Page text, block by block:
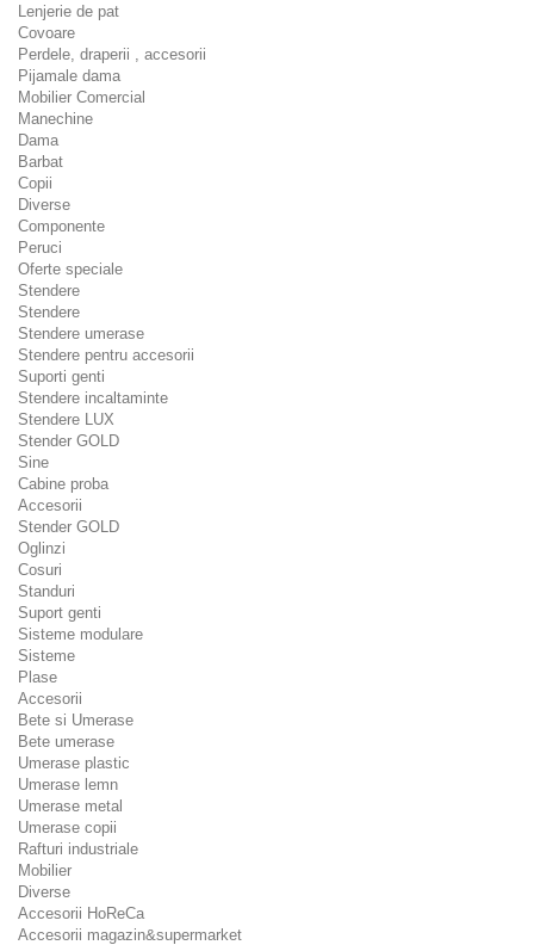
Lenjerie de pat
Covoare
Perdele, draperii , accesorii
Pijamale dama
Mobilier Comercial
Manechine
Dama
Barbat
Copii
Diverse
Componente
Peruci
Oferte speciale
Stendere
Stendere
Stendere umerase
Stendere pentru accesorii
Suporti genti
Stendere incaltaminte
Stendere LUX
Stender GOLD
Sine
Cabine proba
Accesorii
Stender GOLD
Oglinzi
Cosuri
Standuri
Suport genti
Sisteme modulare
Sisteme
Plase
Accesorii
Bete si Umerase
Bete umerase
Umerase plastic
Umerase lemn
Umerase metal
Umerase copii
Rafturi industriale
Mobilier
Diverse
Accesorii HoReCa
Accesorii magazin&supermarket